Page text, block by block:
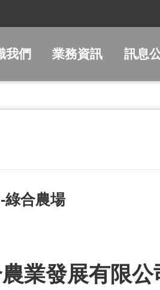
我們 業務資訊 訊息
綠合農場
業發展有限